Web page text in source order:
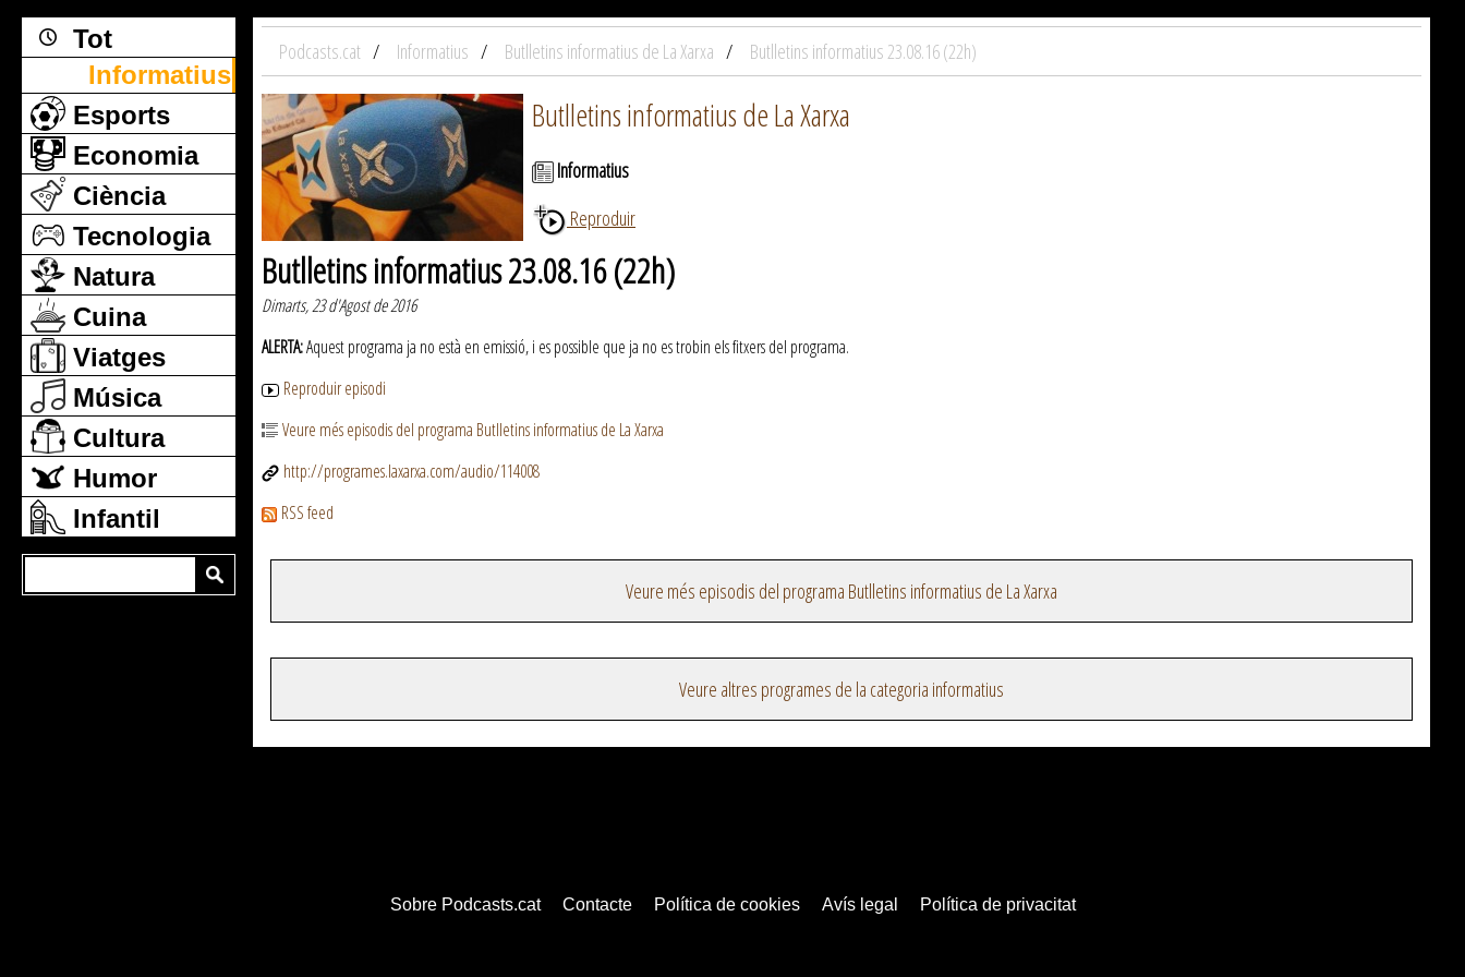
Tot
Informatius
Esports
Economia
Ciència
Tecnologia
Natura
Cuina
Viatges
Música
Cultura
Humor
Infantil
Podcasts.cat Informatius Butlletins informatius de La Xarxa Butlletins informatius 23.08.16 (22h)
Butlletins informatius de La Xarxa
Informatius
Reproduir
Butlletins informatius 23.08.16 (22h)
Dimarts, 23 d'Agost de 2016
ALERTA:Aquest programa ja no està en emissió, i es possible que ja no es trobin els fitxers del programa.
Reproduir episodi
Veure més episodis del programa Butlletins informatius de La Xarxa
http://programes.laxarxa.com/audio/114008
RSS feed
Veure més episodis del programa Butlletins informatius de La Xarxa
Veure altres programes de la categoria informatius
Sobre Podcasts.cat Contacte Política de cookies Avís legal Política de privacitat